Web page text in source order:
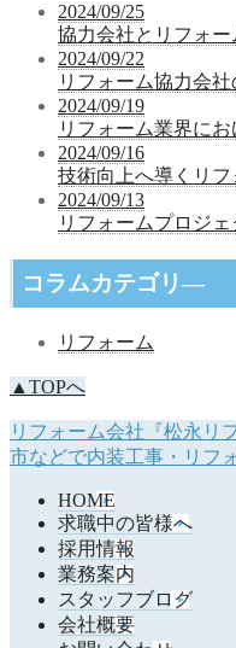
2024/09/25
協力会社とリフォ
2024/09/22
リフォーム協力会
2024/09/19
リフォーム業界に
2024/09/16
技術向上へ導くリ
2024/09/13
リフォームプロジ
コラムカテゴリ―
リフォーム
▲TOPへ
リフォーム会社『松永リ
市などで内装工事・リフ
HOME
求職中の皆様へ
採用情報
業務案内
スタッフブログ
会社概要